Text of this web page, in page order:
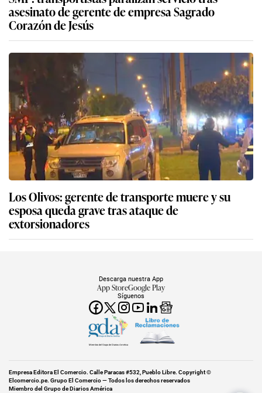
asesinato de gerente de empresa Sagrado
Corazón de Jesús
Los Olivos: gerente de transporte muere y su
esposa queda grave tras ataque de
extorsionadores
Síguenos
Descarga nuestra App
App StoreGoogle Play
Miembro del Grupo de Diarios América
Empresa Editora El Comercio. Calle Paracas #532, Pueblo Libre. Copyright ©
Elcomercio.pe. Grupo El Comercio — Todos los derechos reservados
Miembro del Grupo de Diarios América